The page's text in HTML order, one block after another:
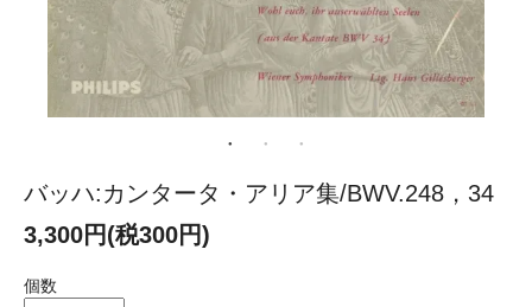
バッハ:カンタータ・アリア集/BWV.248，34
3,300円(税300円)
個数